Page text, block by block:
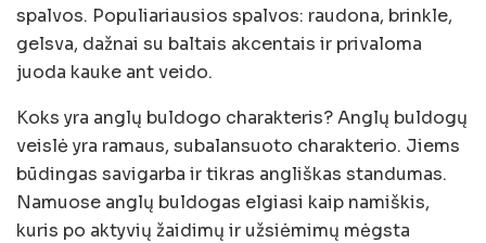
spalvos. Populiariausios spalvos: raudona, brinkle,
gelsva, dažnai su baltais akcentais ir privaloma
juoda kauke ant veido.
Koks yra anglų buldogo charakteris? Anglų buldogų
veislė yra ramaus, subalansuoto charakterio. Jiems
būdingas savigarba ir tikras angliškas standumas.
Namuose anglų buldogas elgiasi kaip namiškis,
kuris po aktyvių žaidimų ir užsiėmimų mėgsta